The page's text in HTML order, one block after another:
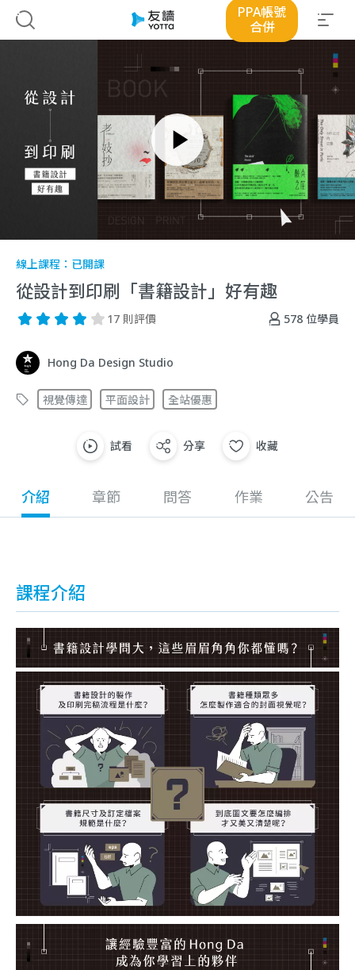
PPA帳號
合併
線上課程： 已開課
從設計到印刷「書籍設計」好有趣
578 位學員
17 則評價
Hong Da Design Studio
視覺傳達 平面設計 全站優惠
試看 分享 收藏
介紹 章節 問答 作業 公告
課程介紹